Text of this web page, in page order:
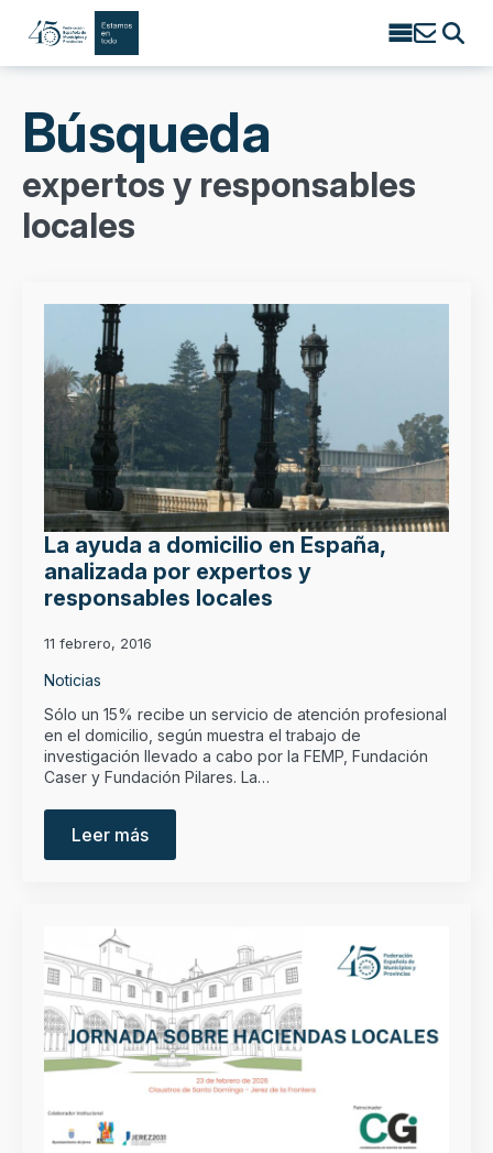
Search
Búsqueda
expertos y responsables
locales
La ayuda a domicilio en España,
analizada por expertos y
responsables locales
11 febrero, 2016
Noticias
Sólo un 15% recibe un servicio de atención profesional
en el domicilio, según muestra el trabajo de
investigación llevado a cabo por la FEMP, Fundación
Caser y Fundación Pilares. La…
Leer más